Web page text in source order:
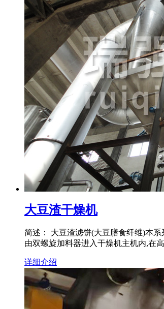
大豆渣干燥机
简述： 大豆渣滤饼(大豆膳食纤维)本
由双螺旋加料器进入干燥机主机内,在
详细介绍